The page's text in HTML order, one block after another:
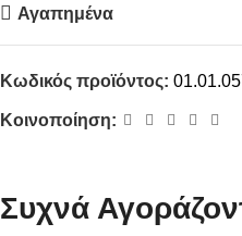
Αγαπημένα
Κωδικός προϊόντος:
Κοινοποίηση:
Συχνά